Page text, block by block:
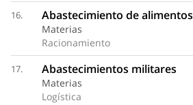
16. Abastecimiento de alimentos
Materias
Racionamiento
17. Abastecimientos militares
Materias
Logística